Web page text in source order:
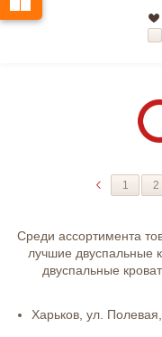
1 2
Среди ассортимента
лучшие двуспальные
двуспальные
Харьков, ул.